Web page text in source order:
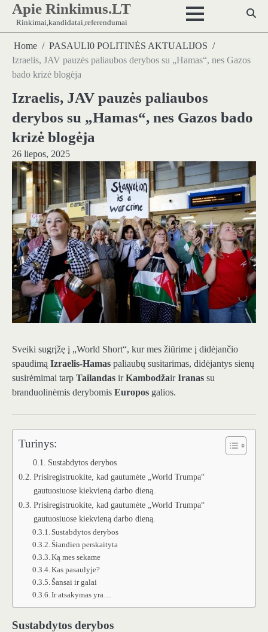
Skip
content
Apie Rinkimus.LT
Rinkimai,kandidatai,referendumai
Home
PASAULI0 POLITINĖS AKTUALIJOS
Izraelis, JAV pauzės paliaubos derybos su „Hamas“, nes Gazos
bado krizė blogėja
Izraelis, JAV pauzės paliaubos
derybos su „Hamas“, nes Gazos bado
krizė blogėja
26 liepos, 2025
Sveiki sugrįžę į „World Short“, kur mes žiūrime į didėjančio
spaudimą Izraelis-Hamas paliaubų susitarimas, didėjantys sienų
susirėmimai tarp Tailandas irKambodžairIranas su
branduolinėmis derybomis Europos galios.
Turinys:
Sustabdytos derybos
Prisiregistruokite, kad gautumėte „World Trumpa“
gautuosiuose kiekvieną darbo dieną.
Prisiregistruokite, kad gautumėte „World Trumpa“
gautuosiuose kiekvieną darbo dieną.
Sustabdytos derybos
Šiandien perskaityta
Ką mes sekame
Kas pasaulyje?
Šansai ir galai
Ir atsakymas yra…
Sustabdytos derybos